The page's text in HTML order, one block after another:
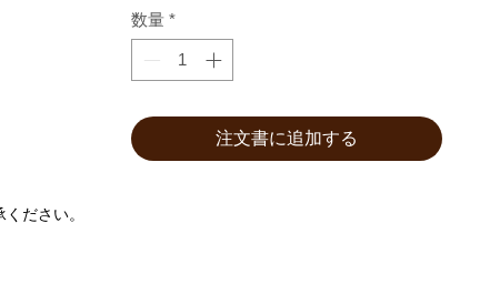
数量 *
注文書に追加する
ださい。